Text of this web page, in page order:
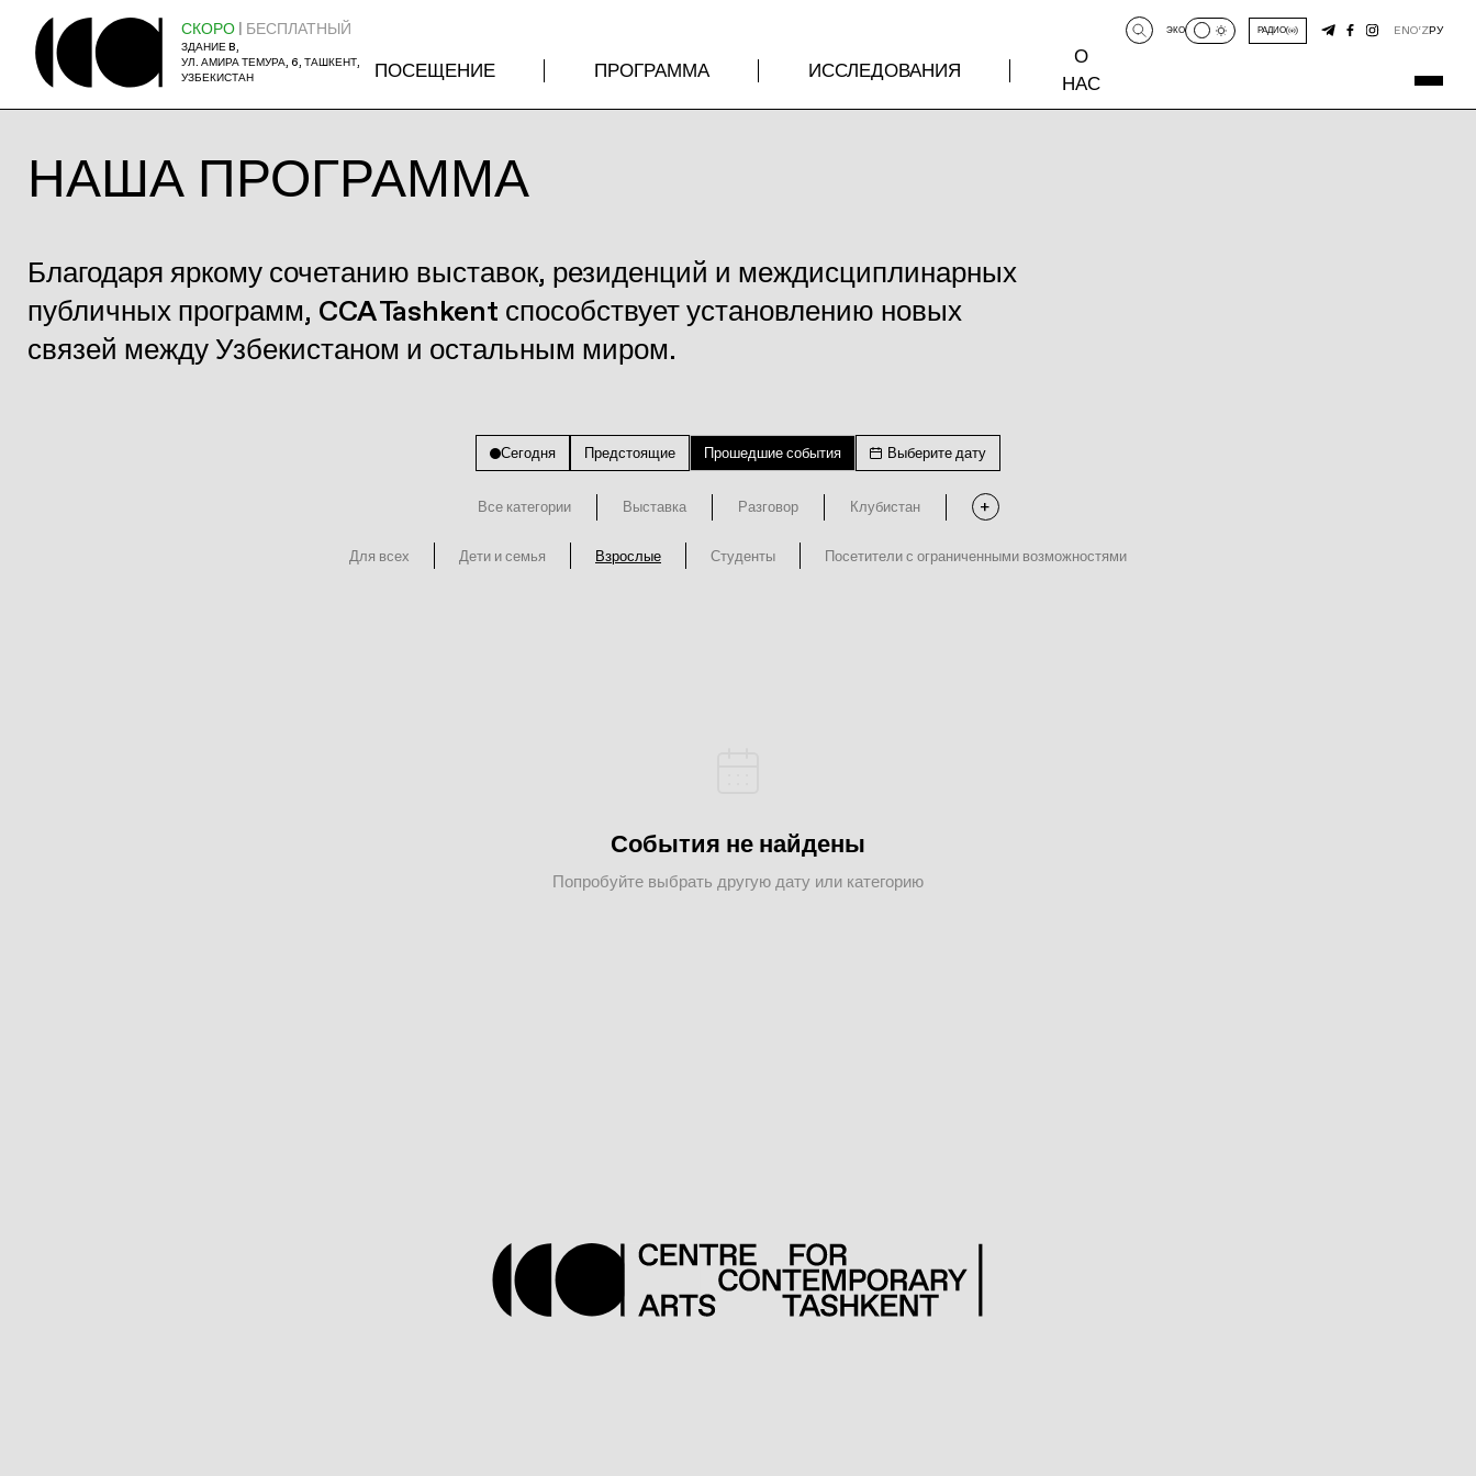
СКОРО | БЕСПЛАТНЫЙ
ЗДАНИЕ B,
УЛ. АМИРА ТЕМУРА, 6, ТАШКЕНТ,
УЗБЕКИСТАН
ПОСЕЩЕНИЕ ПРОГРАММА ИССЛЕДОВАНИЯ
О
НАС
ЭКО РАДИО ENO‘ZРУ
НАША ПРОГРАММА
Благодаря яркому сочетанию выставок, резиденций и междисциплинарных
публичных программ, CCA Tashkent способствует установлению новых
связей между Узбекистаном и остальным миром.
Сегодня Предстоящие Прошедшие события Выберите дату
Все категории Выставка Разговор Клубистан
Для всех Дети и семья Взрослые Студенты Посетители с ограниченными возможностями
События не найдены
Попробуйте выбрать другую дату или категорию